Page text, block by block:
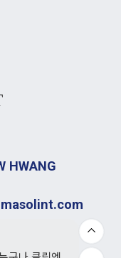
HWANG